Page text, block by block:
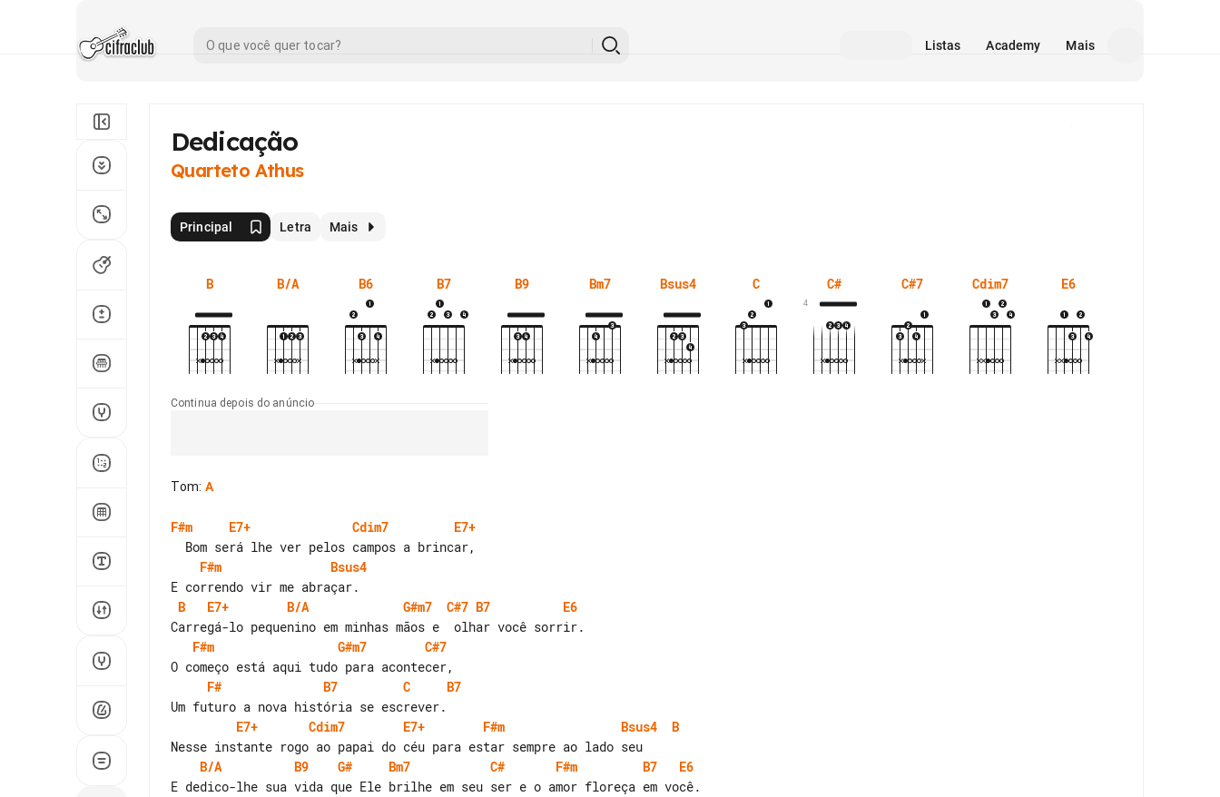
Listas Academy Mais
Dedicação
Quarteto Athus
Principal Letra Mais
B B/A B6 B7 B9 Bm7 Bsus4 C C#
4
C#7 Cdim7 E6
Continua depois do anúncio
Tom: A
F#m E7+ Cdim7
E7+
F#m
Bsus4
B
E7+ B/A G#m7 C#7 B7
E6
F#m
G#m7
C#7
F#
B7 C
B7
E7+
Cdim7 E7+ F#m Bsus4
B
B/A
B9 G# Bm7 C# F#m B7
E6